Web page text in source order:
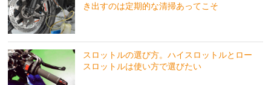
き出すのは定期的な清掃あってこそ
スロットルの選び方。ハイスロットルとロー
スロットルは使い方で選びたい